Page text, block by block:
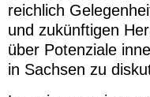
reichlich
und zukünftigen
über Potenziale
in Sachsen zu